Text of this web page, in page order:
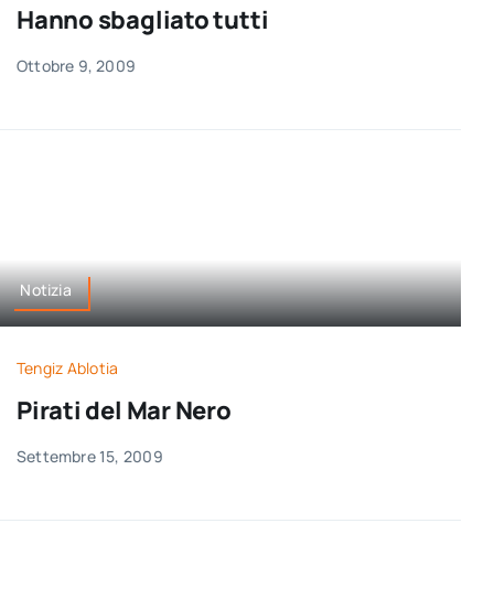
Hanno sbagliato tutti
Ottobre 9, 2009
Notizia
Tengiz Ablotia
Pirati del Mar Nero
Settembre 15, 2009